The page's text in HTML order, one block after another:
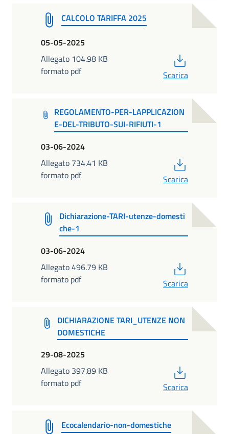
CALCOLO TARIFFA 2025
05-05-2025
Allegato 104.98 KB
formato pdf
Scarica
REGOLAMENTO-PER-LAPPLICAZION
E-DEL-TRIBUTO-SUI-RIFIUTI-1
03-06-2024
Allegato 734.41 KB
formato pdf
Scarica
Dichiarazione-TARI-utenze-domesti
che-1
03-06-2024
Allegato 496.79 KB
formato pdf
Scarica
DICHIARAZIONE TARI_UTENZE NON
DOMESTICHE
29-08-2025
Allegato 397.89 KB
formato pdf
Scarica
Ecocalendario-non-domestiche